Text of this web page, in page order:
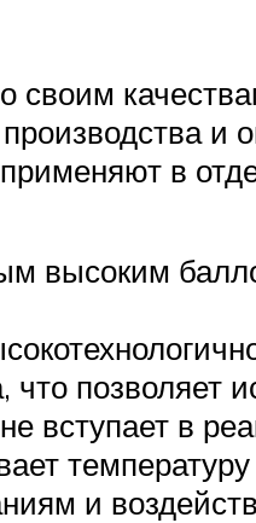
в
высоким
что позволяет
вступает в
и